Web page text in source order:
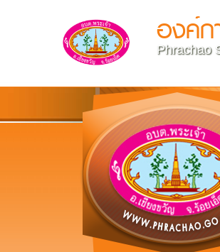
องค์ก
Phrachao